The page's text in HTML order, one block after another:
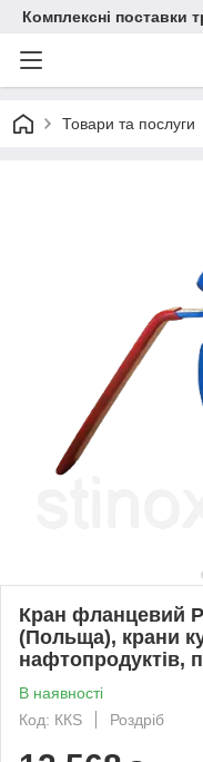
Комплексні поставки
Товари та послуги
Кран фланцевий
(Польща), крани
нафтопродуктів,
В наявності
Код: ККS
Роздріб